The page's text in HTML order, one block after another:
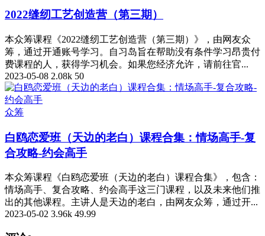
2022缝纫工艺创造营（第三期）
本众筹课程《2022缝纫工艺创造营（第三期）》，由网友众
筹，通过开通账号学习。自习岛旨在帮助没有条件学习昂贵付
费课程的人，获得学习机会。如果您经济允许，请前往官...
2023-05-08 2.08k 50
众筹
白鸥恋爱班（天边的老白）课程合集：情场高手-复
合攻略-约会高手
本众筹课程《白鸥恋爱班（天边的老白）课程合集》，包含：
情场高手、复合攻略、约会高手这三门课程，以及未来他们推
出的其他课程。主讲人是天边的老白，由网友众筹，通过开...
2023-05-02 3.96k 49.99